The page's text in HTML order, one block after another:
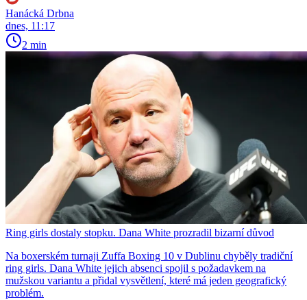
Hanácká Drbna
dnes, 11:17
2 min
Ring girls dostaly stopku. Dana White prozradil bizarní důvod
Na boxerském turnaji Zuffa Boxing 10 v Dublinu chyběly tradiční
ring girls. Dana White jejich absenci spojil s požadavkem na
mužskou variantu a přidal vysvětlení, které má jeden geografický
problém.